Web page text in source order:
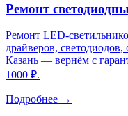
Ремонт
Ремонт LED-
драйверов,
Казань — вернём с
1000 ₽.
Подробнее →